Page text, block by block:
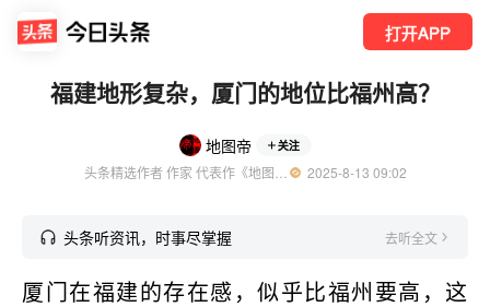
打开APP
福建地形复杂，厦门的地位比福州高？
地图帝 关注
  2025-8-13 09:02
头条听资讯，时事尽掌握 去听全文
厦门在福建的存在感，似乎比福州要高，这